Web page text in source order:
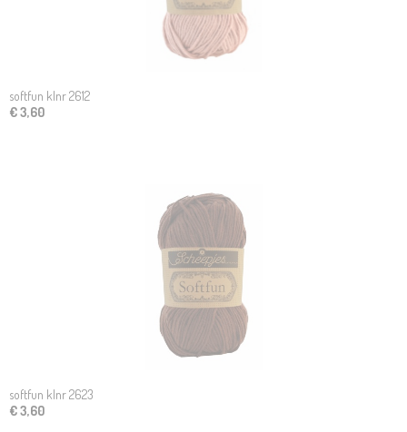
softfun klnr 2612
€ 3,60
softfun klnr 2623
€ 3,60